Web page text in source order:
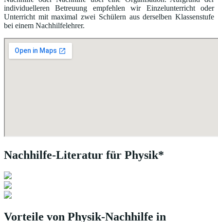
individuelleren Betreuung empfehlen wir Einzelunterricht oder
Unterricht mit maximal zwei Schülern aus derselben Klassenstufe
bei einem Nachhilfelehrer.
Nachhilfe-Literatur für Physik*
Vorteile von Physik-Nachhilfe in